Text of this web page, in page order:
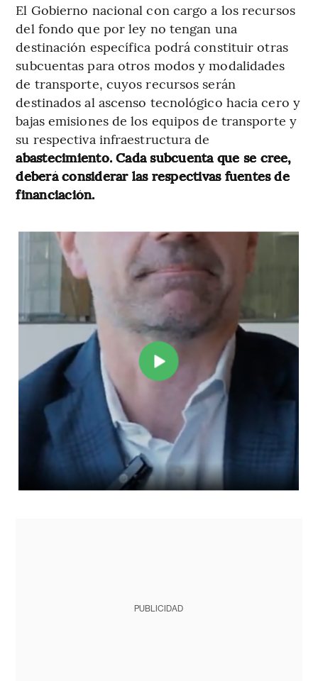
El Gobierno nacional con cargo a los recursos
del fondo que por ley no tengan una
destinación específica podrá constituir otras
subcuentas para otros modos y modalidades
de transporte, cuyos recursos serán
destinados al ascenso tecnológico hacia cero y
bajas emisiones de los equipos de transporte y
su respectiva infraestructura de
abastecimiento. Cada subcuenta que se cree,
deberá considerar las respectivas fuentes de
financiación.
PUBLICIDAD